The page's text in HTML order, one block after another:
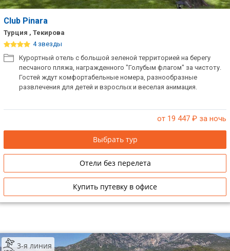
Club Pinara
Турция , Текирова
4 звезды
Курортный отель с большой зеленой территорией на берегу
песчаного пляжа, награжденного "Голубым флагом" за чистоту.
Гостей ждут комфортабельные номера, разнообразные
развлечения для детей и взрослых и веселая анимация.
от 19 447 ₽ за ночь
Выбрать тур
Отели без перелета
Купить путевку в офисе
3-я линия